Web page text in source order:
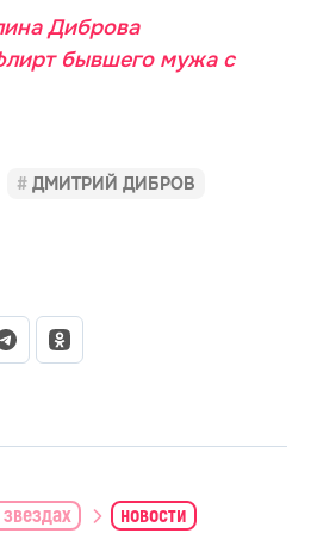
Диброва
бывшего мужа с
ДМИТРИЙ ДИБРОВ
новости